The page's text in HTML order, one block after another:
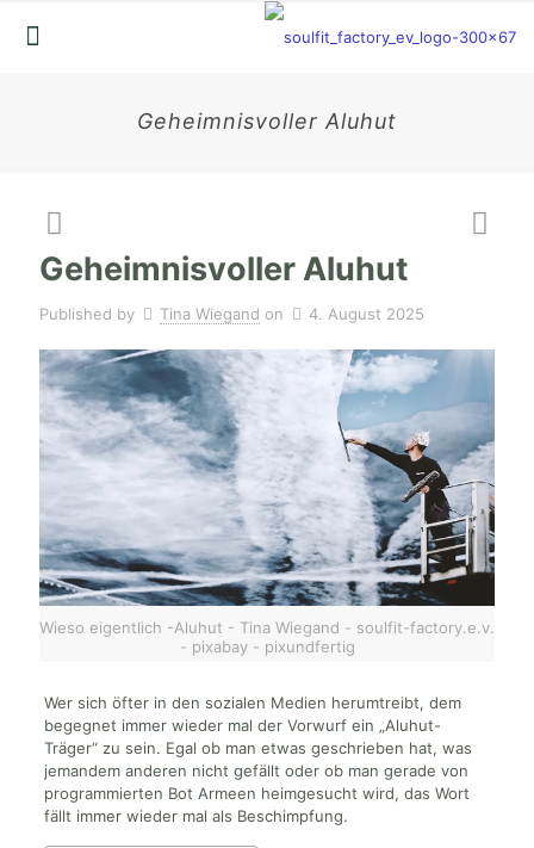
Geheimnisvoller Aluhut
Geheimnisvoller Aluhut
Published by Tina Wiegand on 4. August 2025
Wieso eigentlich -Aluhut - Tina Wiegand - soulfit-factory.e.v.
- pixabay - pixundfertig
Wer sich öfter in den sozialen Medien herumtreibt, dem
begegnet immer wieder mal der Vorwurf ein „Aluhut-
Träger“ zu sein. Egal ob man etwas geschrieben hat, was
jemandem anderen nicht gefällt oder ob man gerade von
programmierten Bot Armeen heimgesucht wird, das Wort
fällt immer wieder mal als Beschimpfung.